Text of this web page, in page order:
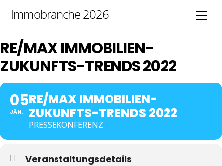
Immobranche 2026
RE/MAX IMMOBILIEN-
ZUKUNFTS-TRENDS 2022
05
JÄN.
RE/MAX IMMOBILIEN-
ZUKUNFTS-TRENDS 2022
PRESSEKONFERENZ
Veranstaltungsdetails